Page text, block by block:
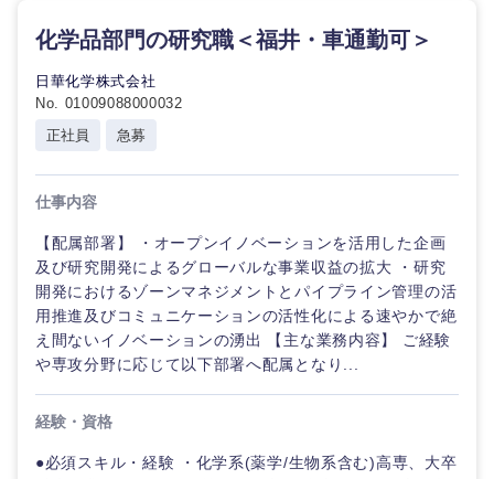
滋賀県 京都府
大阪府
奈良県 和歌山県
化学品部門の研究職＜福井・車通勤可＞
日華化学株式会社
No. 01009088000032
正社員
急募
仕事内容
【配属部署】 ・オープンイノベーションを活用した企画
及び研究開発によるグローバルな事業収益の拡大 ・研究
開発におけるゾーンマネジメントとパイプライン管理の活
用推進及びコミュニケーションの活性化による速やかで絶
え間ないイノベーションの湧出 【主な業務内容】 ご経験
や専攻分野に応じて以下部署へ配属となり...
経験・資格
●必須スキル・経験 ・化学系(薬学/生物系含む)高専、大卒